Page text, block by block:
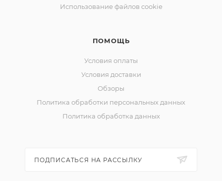
Использование файлов cookie
ПОМОЩЬ
Условия оплаты
Условия доставки
Обзоры
Политика обработки персональных данных
Политика обработка данных
ПОДПИСАТЬСЯ НА РАССЫЛКУ